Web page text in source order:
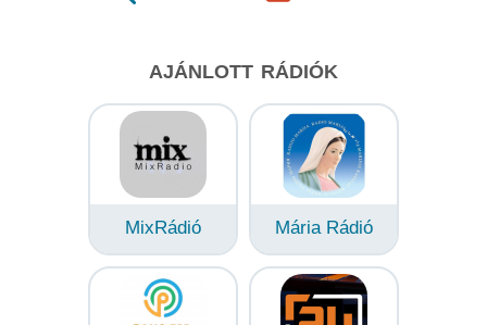
AJÁNLOTT RÁDIÓK
MixRádió Mária Rádió